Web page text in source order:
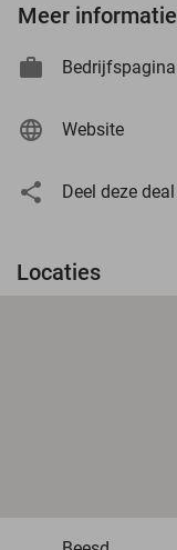
Meer informatie
Bedrijfspagina
Website
Deel deze deal
Locaties